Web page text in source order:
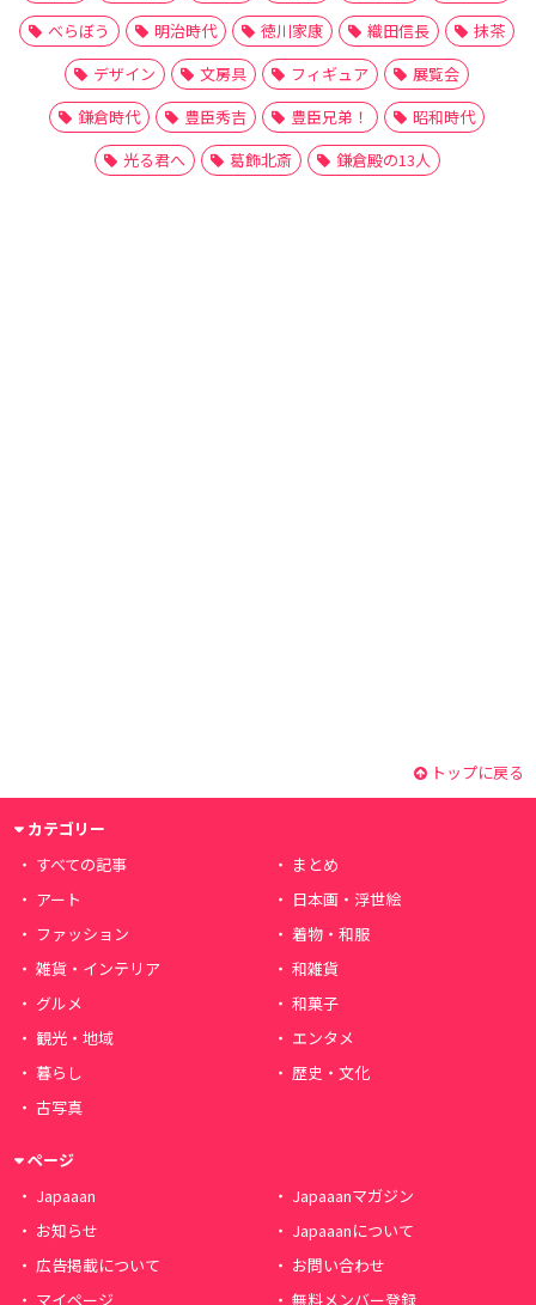
べらぼう
明治時代 徳川家康 織田信長
抹茶
デザイン
文房具 フィギュア
展覧会
鎌倉時代
豊臣秀吉 豊臣兄弟！
昭和時代
光る君へ
葛飾北斎 鎌倉殿の13人
トップに戻る
カテゴリー
すべての記事
まとめ
アート
日本画・浮世絵
ファッション
着物・和服
雑貨・インテリア
和雑貨
グルメ
和菓子
観光・地域
エンタメ
暮らし
歴史・文化
古写真
ページ
Japaaan
Japaaanマガジン
お知らせ
Japaaanについて
広告掲載について
お問い合わせ
マイページ
無料メンバー登録